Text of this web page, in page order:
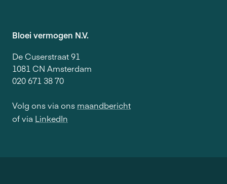
Bloei vermogen N.V.
De Cuserstraat 91
1081 CN Amsterdam
020 671 38 70
Volg ons via ons maandbericht
of via LinkedIn